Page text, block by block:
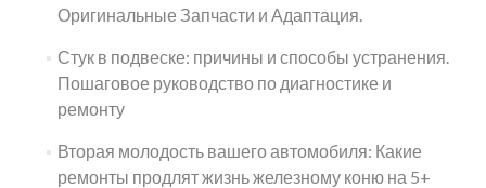
Оригинальные Запчасти и Адаптация.
Стук в подвеске: причины и способы устранения.
Пошаговое руководство по диагностике и
ремонту
Вторая молодость вашего автомобиля: Какие
ремонты продлят жизнь железному коню на 5+